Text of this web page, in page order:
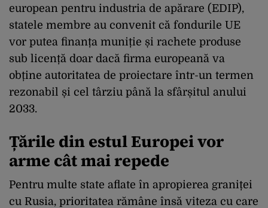
european pentru industria de apărare (EDIP),
statele membre au convenit că fondurile UE
vor putea finanța muniție și rachete produse
sub licență doar dacă firma europeană va
obține autoritatea de proiectare într-un termen
rezonabil și cel târziu până la sfârșitul anului
2033.
Țările din estul Europei vor
arme cât mai repede
Pentru multe state aflate în apropierea graniței
cu Rusia, prioritatea rămâne însă viteza cu care